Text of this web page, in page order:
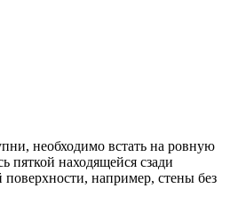
необходимо встать на ровную
пяткой находящейся сзади
например, стены без